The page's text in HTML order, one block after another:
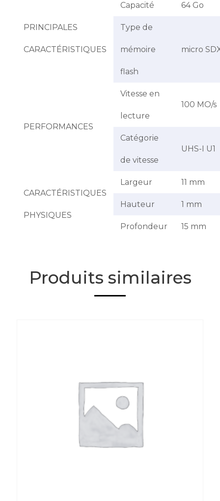
PRINCIPALES
CARACTÉRISTIQUES
Capacité 64 Go
Type de
mémoire
flash
micro
PERFORMANCES
Vitesse en
lecture
100 MO/s
Catégorie
de vitesse
UHS-I U1
CARACTÉRISTIQUES
PHYSIQUES
Largeur 11 mm
Hauteur 1 mm
Profondeur 15 mm
Produits similaires